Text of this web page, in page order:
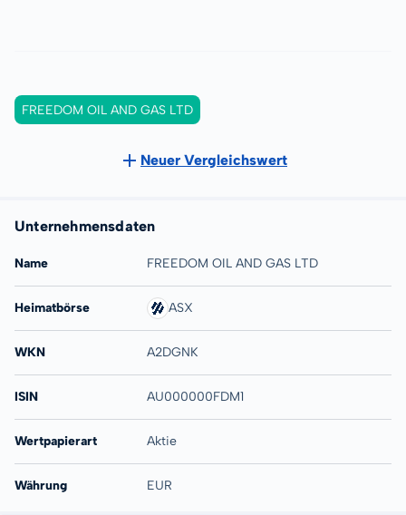
FREEDOM OIL AND GAS LTD
Neuer Vergleichswert
Unternehmensdaten
Name FREEDOM OIL AND GAS LTD
Heimatbörse ASX
WKN A2DGNK
ISIN AU000000FDM1
Wertpapierart Aktie
Währung EUR